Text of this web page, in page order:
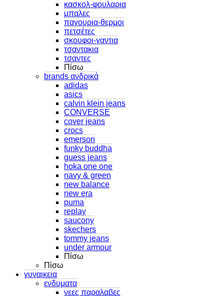
κασκολ-φουλαρια
μπαλες
παγουρια-θερμοι
πετσέτες
σκουφοι-γαντια
τσαντακια
τσαντες
Πίσω
brands ανδρικά
adidas
asics
calvin klein jeans
CONVERSE
cover jeans
crocs
emerson
funky buddha
guess jeans
hoka one one
navy & green
new balance
new era
puma
replay
saucony
skechers
tommy jeans
under armour
Πίσω
Πίσω
γυναικεια
ενδυματα
νεες παραλαβες